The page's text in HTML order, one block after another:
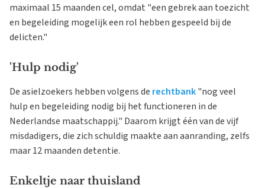
maximaal 15 maanden cel, omdat "een gebrek aan toezicht
en begeleiding mogelijk een rol hebben gespeeld bij de
delicten."
'Hulp nodig'
De asielzoekers hebben volgens de rechtbank"nog veel
hulp en begeleiding nodig bij het functioneren in de
Nederlandse maatschappij." Daarom krijgt één van de vijf
misdadigers, die zich schuldig maakte aan aanranding, zelfs
maar 12 maanden detentie.
Enkeltje naar thuisland